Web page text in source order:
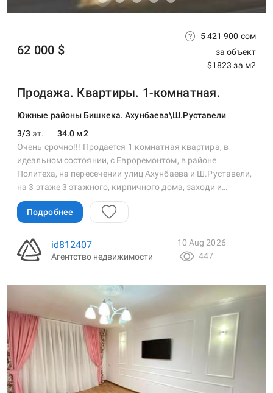
Продажа. Квартиры. 1-комнатная.
Южные районы Бишкека. Ахунбаева\Ш.Руставели
3/3 эт. 34.0 м2
62 000 $
5 421 900 сом
за объект
$1823 за м2
Очень срочно!!! Продается 1 комнатная квартира, в
идеальном состоянии, с Евроремонтом, в районе
Политеха, на пересечении улиц Ахунбаева и Ш.Руставели,
на 3 этаже 3 этажного, кирпичного дома, заходи и…
Подробнее
id812407
Агентство недвижимости
10 Aug 2026
447